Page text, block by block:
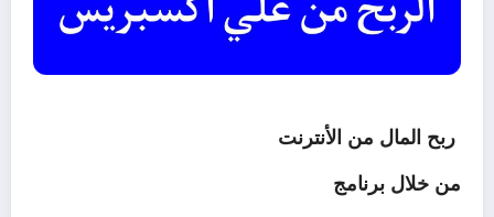
ربح المال من الأنترنت
من خلال برنامج